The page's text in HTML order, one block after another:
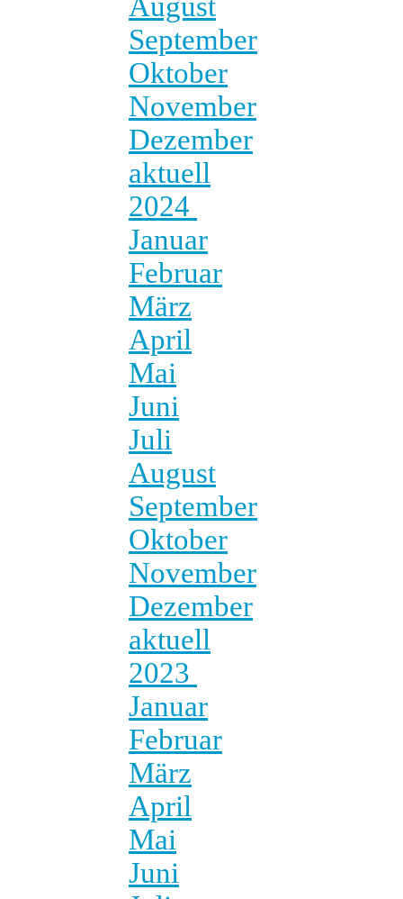
September
Oktober
November
Dezember
aktuell
2024
Januar
Februar
März
April
Mai
Juni
Juli
August
September
Oktober
November
Dezember
aktuell
2023
Januar
Februar
März
April
Mai
Juni